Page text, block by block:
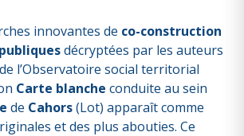
innovantes de co-construction
décryptées par les auteurs
l’Observatoire social territorial
Carte blanche conduite au sein
de Cahors(Lot) apparaît comme
et des plus abouties. Ce